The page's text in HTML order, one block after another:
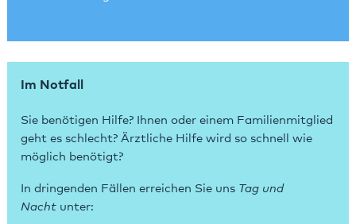
Im Notfall
Sie benötigen Hilfe? Ihnen oder einem Familienmitglied
geht es schlecht? Ärztliche Hilfe wird so schnell wie
möglich benötigt?
In dringenden Fällen erreichen Sie uns Tag und
Nacht unter: